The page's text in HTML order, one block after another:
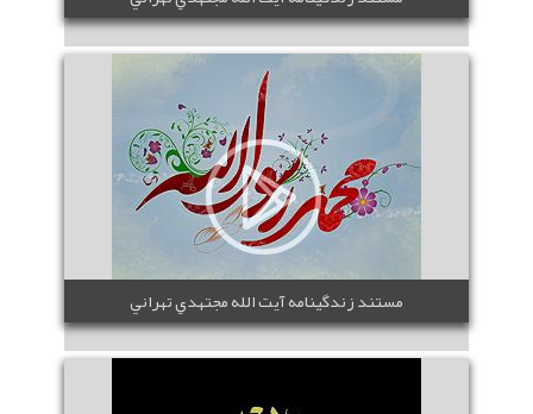
مستند زندگينامه آيت الله مجتهدي تهراني